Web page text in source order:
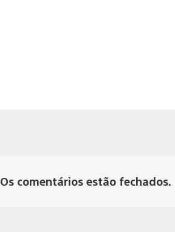
Os comentários estão fechados.